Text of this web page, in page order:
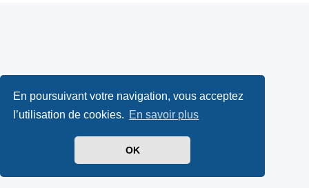
En poursuivant votre navigation, vous acceptez
l’utilisation de cookies. En savoir plus
OK